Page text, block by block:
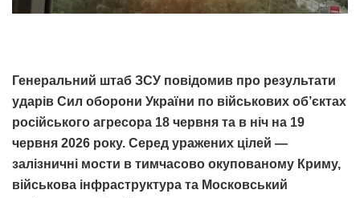
Генеральний штаб ЗСУ повідомив про результати
ударів Сил оборони України по військових об’єктах
російського агресора 18 червня та в ніч на 19
червня 2026 року. Серед уражених цілей —
залізничні мости в тимчасово окупованому Криму,
військова інфраструктура та Московський